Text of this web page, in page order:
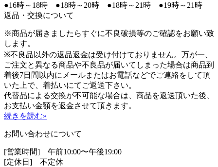
●16時～18時 ●18時～20時 ●18時～21時 ●19時～21時
返品・交換について
※商品が届きましたらすぐに不良破損等のご確認をお願い致
します。
※不良品以外の返品返金は受け付けておりません。万が一、
ご注文と異なる商品や不良品が届いてしまった場合は商品到
着後7日間以内にメールまたはお電話などでご連絡をして頂
いた上で、着払いにてご返送下さい。
代替品による交換が不可能な場合は、商品を返送頂いた後、
お支払い金額を返金させて頂きます。
続きを読む»
お問い合わせについて
[営業時間] 午前10:00〜午後19:00
[定休日] 不定休